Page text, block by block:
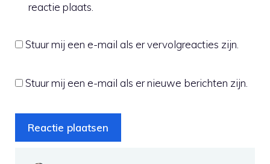
reactie plaats.
Stuur mij een e-mail als er vervolgreacties zijn.
Stuur mij een e-mail als er nieuwe berichten zijn.